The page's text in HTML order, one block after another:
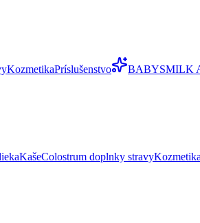
KozmetikaPríslušenstvo BABYSMILK
KašeColostrum doplnky stravyKozmetika